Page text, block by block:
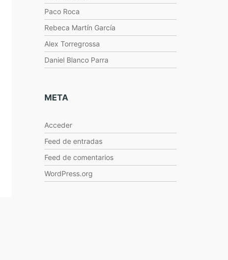
Paco Roca
Rebeca Martín García
Alex Torregrossa
Daniel Blanco Parra
META
Acceder
Feed de entradas
Feed de comentarios
WordPress.org